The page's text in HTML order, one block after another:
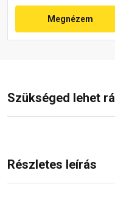
Megnézem
Szükséged lehet rá
Részletes leírás